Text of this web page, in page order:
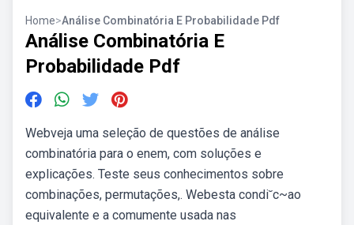
Home>Análise Combinatória E Probabilidade Pdf
Análise Combinatória E
Probabilidade Pdf
Webveja uma seleção de questões de análise
combinatória para o enem, com soluções e
explicações. Teste seus conhecimentos sobre
combinações, permutações,. Webesta condi˘c~ao
equivalente e a comumente usada nas